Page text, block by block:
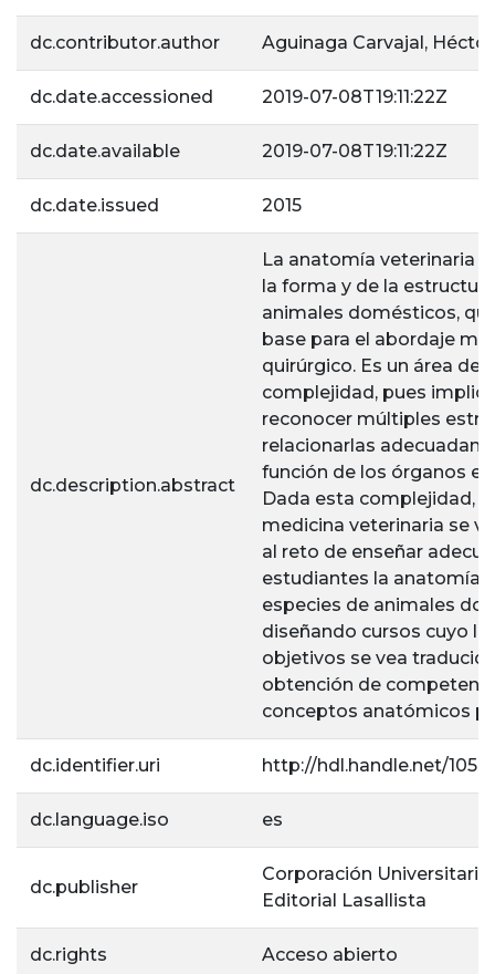
dc.contributor.author Aguinaga Carvajal,
dc.date.accessioned 2019-07-08T19:11:22Z
dc.date.available 2019-07-08T19:11:22Z
dc.date.issued 2015
dc.description.abstract
La anatomía veterinaria
la forma y de la
animales domésticos,
base para el abordaje
quirúrgico. Es un área de
complejidad, pues
reconocer múltiples
relacionarlas
función de los órganos
Dada esta complejidad,
medicina veterinaria se
al reto de enseñar
estudiantes la anatomía
especies de animales
diseñando cursos cuyo
objetivos se vea
obtención de
conceptos anatómicos
dc.identifier.uri http://hdl.handle.net/
dc.language.iso es
dc.publisher
Corporación Universitaria
Editorial Lasallista
dc.rights Acceso abierto